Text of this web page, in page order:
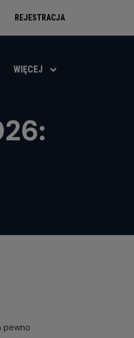
REJESTRACJA
WIĘCEJ
pewno